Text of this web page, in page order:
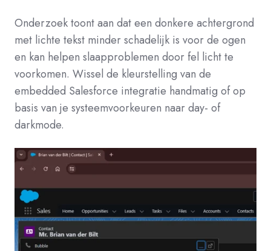
Onderzoek toont aan dat een donkere achtergrond
met lichte tekst minder schadelijk is voor de ogen
en kan helpen slaapproblemen door fel licht te
voorkomen. Wissel de kleurstelling van de
embedded Salesforce integratie handmatig of op
basis van je systeemvoorkeuren naar day- of
darkmode.